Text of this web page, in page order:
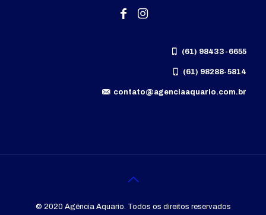
(61) 98433-6655
(61) 98288-5814
contato@agenciaaquario.com.br
© 2020 Agência Aquario. Todos os direitos reservados